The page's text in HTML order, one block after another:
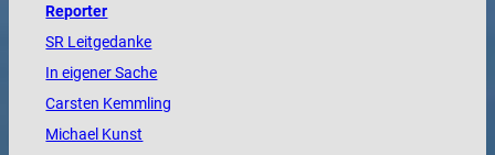
Reporter
SR Leitgedanke
In eigener Sache
Carsten Kemmling
Michael Kunst